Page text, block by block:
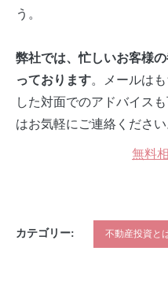
う。
弊社では、忙しいお客様
っております。メールは
した対面でのアドバイス
はお気軽にご連絡ください
無料
カテゴリー: 不動産投資と